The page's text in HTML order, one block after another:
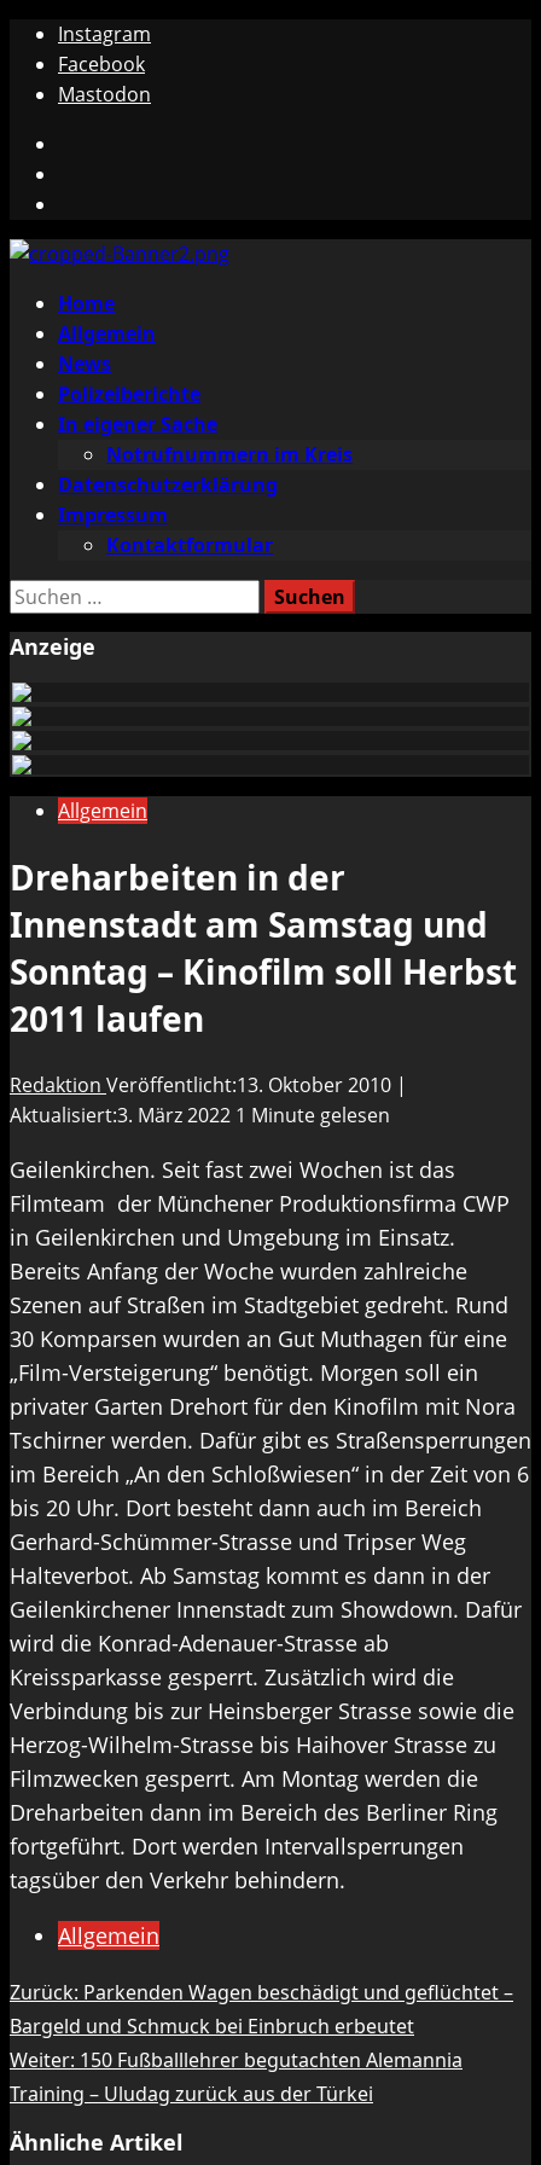
Zum
Inhalt
springen
Instagram
Facebook
Mastodon
Primäres
Menü
Home
Allgemein
News
Polizeiberichte
In eigener Sache
Notrufnummern im Kreis
Datenschutzerklärung
Impressum
Kontaktformular
Suchen
Anzeige
Allgemein
Dreharbeiten in der
Innenstadt am Samstag und
Sonntag – Kinofilm soll Herbst
2011 laufen
Redaktion Veröffentlicht:13. Oktober 2010 |
Aktualisiert:3. März 2022 1 Minute gelesen
Geilenkirchen. Seit fast zwei Wochen ist das
Filmteam der Münchener Produktionsfirma CWP
in Geilenkirchen und Umgebung im Einsatz.
Bereits Anfang der Woche wurden zahlreiche
Szenen auf Straßen im Stadtgebiet gedreht. Rund
30 Komparsen wurden an Gut Muthagen für eine
„Film-Versteigerung“ benötigt. Morgen soll ein
privater Garten Drehort für den Kinofilm mit Nora
Tschirner werden. Dafür gibt es Straßensperrungen
im Bereich „An den Schloßwiesen“ in der Zeit von 6
bis 20 Uhr. Dort besteht dann auch im Bereich
Gerhard-Schümmer-Strasse und Tripser Weg
Halteverbot. Ab Samstag kommt es dann in der
Geilenkirchener Innenstadt zum Showdown. Dafür
wird die Konrad-Adenauer-Strasse ab
Kreissparkasse gesperrt. Zusätzlich wird die
Verbindung bis zur Heinsberger Strasse sowie die
Herzog-Wilhelm-Strasse bis Haihover Strasse zu
Filmzwecken gesperrt. Am Montag werden die
Dreharbeiten dann im Bereich des Berliner Ring
fortgeführt. Dort werden Intervallsperrungen
tagsüber den Verkehr behindern.
Allgemein
Beitragsnavigation
Zurück: Parkenden Wagen beschädigt und geflüchtet –
Bargeld und Schmuck bei Einbruch erbeutet
Weiter: 150 Fußballlehrer begutachten Alemannia
Training – Uludag zurück aus der Türkei
Ähnliche Artikel